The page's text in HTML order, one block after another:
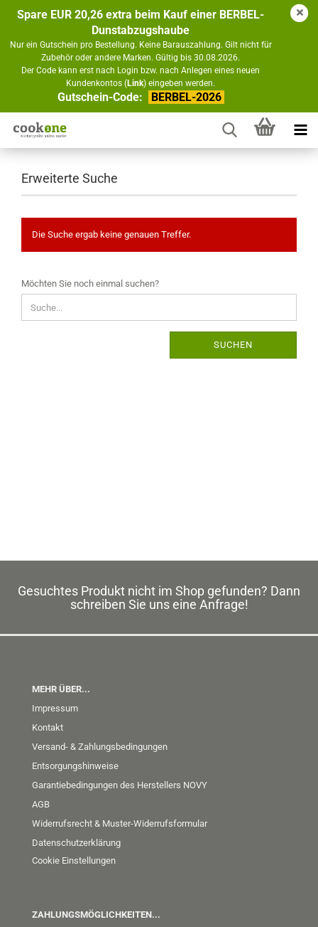
Spare EUR 20,26 extra beim Kauf einer BERBEL-
Dunstabzugshaube
Nur ein Gutschein pro Bestellung. Keine Barauszahlung. Gilt nicht für
Zubehör oder andere Marken. Gültig bis 30.08.2026.
Der Code kann erst nach Login bzw. nach Anlegen eines neuen
Kundenkontos (Link) eingeben werden.
Gutschein-Code: BERBEL-2026
Erweiterte Suche
Die Suche ergab keine genauen Treffer.
MÖCHTEN
SIE
NOCH
EINMAL
Möchten Sie noch einmal suchen?
SUCHEN
Gesuchtes Produkt nicht im Shop gefunden? Dann
schreiben Sie uns eine Anfrage!
MEHR ÜBER...
Impressum
Kontakt
Versand- & Zahlungsbedingungen
Entsorgungshinweise
Garantiebedingungen des Herstellers NOVY
AGB
Widerrufsrecht & Muster-Widerrufsformular
Datenschutzerklärung
Cookie Einstellungen
ZAHLUNGSMÖGLICHKEITEN...